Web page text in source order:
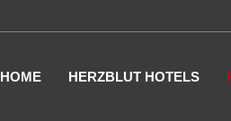
HOME HERZBLUT HOTELS